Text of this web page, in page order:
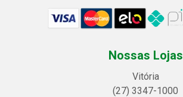
Nossas Lojas
Vitória
(27) 3347-1000